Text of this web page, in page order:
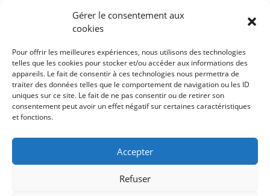
Gérer le consentement aux
cookies
Pour offrir les meilleures expériences, nous utilisons des technologies
telles que les cookies pour stocker et/ou accéder aux informations des
appareils. Le fait de consentir à ces technologies nous permettra de
traiter des données telles que le comportement de navigation ou les ID
uniques sur ce site. Le fait de ne pas consentir ou de retirer son
consentement peut avoir un effet négatif sur certaines caractéristiques
et fonctions.
Accepter
Refuser
< >
Conditions générales
Déclaration de confidentialité